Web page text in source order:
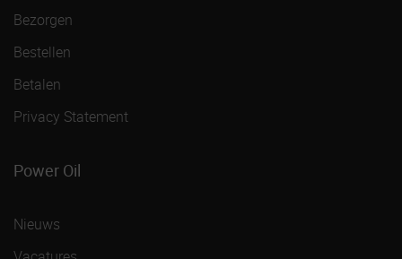
Bezorgen
Bestellen
Betalen
Privacy Statement
Power Oil
Nieuws